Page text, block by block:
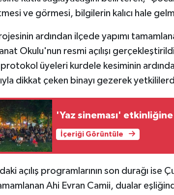
ve görmesi, bilgilerin kalıcı hale
ardından ilçede yapımı
Okulu'nun resmi açılışı
üyeleri kurdele kesiminin
dikkat çeken binayı gezerek
'Yaz sineması'
İçeriği Görüntüle
açılış programlarının son durağı ise
Ahi Evran Camii, dualar